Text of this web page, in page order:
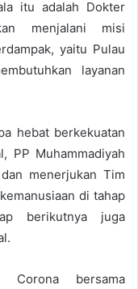
itu adalah Dokter
menjalani misi
yaitu Pulau
layanan
hebat berkekuatan
PP Muhammadiyah
menerjukan Tim
di tahap
berikutnya juga
Corona bersama